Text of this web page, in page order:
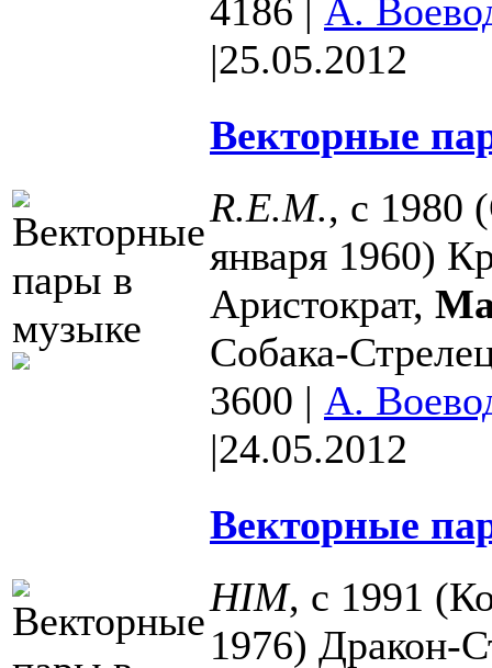
4186 | А.
|25.05.2012
Векторные
R.E.M., с 1980
января 1960)
Аристократ,
Собака-
3600 | А.
|24.05.2012
Векторные
HIM, с 1991
1976) Дракон-